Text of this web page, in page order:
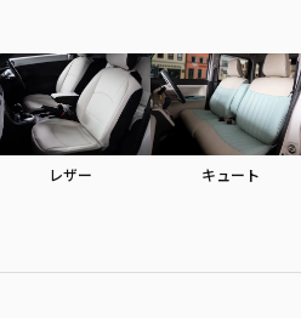
レザー キュート